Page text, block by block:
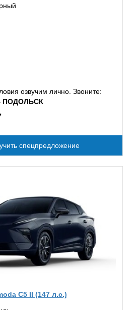
озвучим лично. Звоните:
ПОДОЛЬСК
спецпредложение
C5 II (147 л.с.)